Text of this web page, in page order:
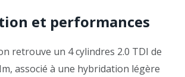
et performances
retrouve un 4 cylindres 2.0 TDI de
associé à une hybridation légère